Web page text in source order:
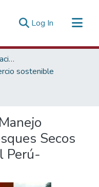
Log In (current)
Promoción de las Exportaciones
sostenible
Secos
Perú-